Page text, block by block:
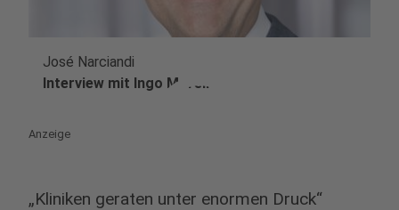
play_circle
José Narciandi
Interview mit Ingo Morell
Anzeige
„Kliniken geraten unter enormen Druck“